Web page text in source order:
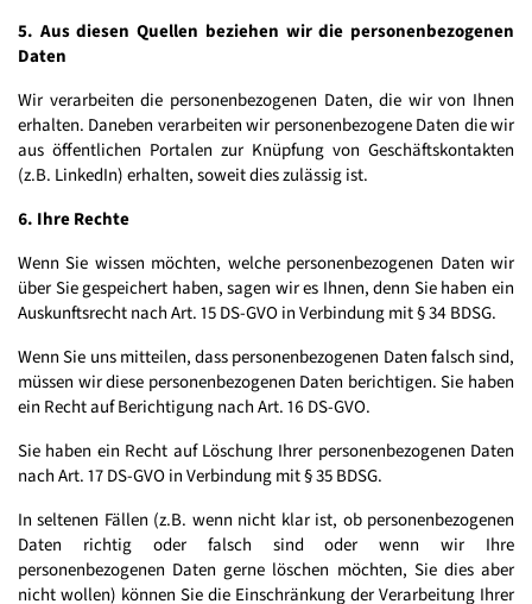
5. Aus diesen Quellen beziehen wir die personenbezogenen
Daten
Wir verarbeiten die personenbezogenen Daten, die wir von Ihnen
erhalten. Daneben verarbeiten wir personenbezogene Daten die wir
aus öffentlichen Portalen zur Knüpfung von Geschäftskontakten
(z.B. LinkedIn) erhalten, soweit dies zulässig ist.
6. Ihre Rechte
Wenn Sie wissen möchten, welche personenbezogenen Daten wir
über Sie gespeichert haben, sagen wir es Ihnen, denn Sie haben ein
Auskunftsrecht nach Art. 15 DS-GVO in Verbindung mit § 34 BDSG.
Wenn Sie uns mitteilen, dass personenbezogenen Daten falsch sind,
müssen wir diese personenbezogenen Daten berichtigen. Sie haben
ein Recht auf Berichtigung nach Art. 16 DS-GVO.
Sie haben ein Recht auf Löschung Ihrer personenbezogenen Daten
nach Art. 17 DS-GVO in Verbindung mit § 35 BDSG.
In seltenen Fällen (z.B. wenn nicht klar ist, ob personenbezogenen
Daten richtig oder falsch sind oder wenn wir Ihre
personenbezogenen Daten gerne löschen möchten, Sie dies aber
nicht wollen) können Sie die Einschränkung der Verarbeitung Ihrer